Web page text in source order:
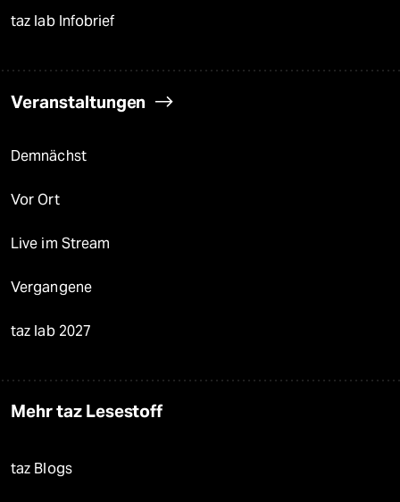
taz lab Infobrief
Veranstaltungen
Demnächst
Vor Ort
Live im Stream
Vergangene
taz lab 2027
Mehr taz Lesestoff
taz Blogs